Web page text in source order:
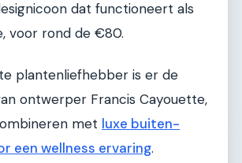
dat functioneert als
voor rond de €80.
plantenliefhebber is er de
ontwerper Francis Cayouette,
met luxe buiten-
een wellness ervaring.